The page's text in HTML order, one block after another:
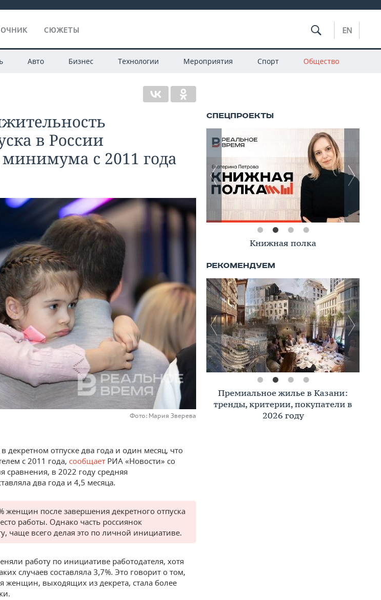
СЮЖЕТЫ EN
Авто Бизнес Технологии Мероприятия Спорт Общество
в России
минимума с 2011 года
Фото: Мария Зверева
декретном отпуске два года и один месяц, что
с 2011 года, сообщает РИА «Новости» со
сравнения, в 2022 году средняя
два года и 4,5 месяца.
женщин после завершения декретного отпуска
работы. Однако часть россиянок
чаще всего делая это по личной инициативе.
работу по инициативе работодателя, хотя
случаев составляла 3,7%. Это говорит о том,
женщин, выходящих из декрета, стала более
Книжная полка
Премиальное жилье в Казани:
тренды, критерии, покупатели в
2026 году